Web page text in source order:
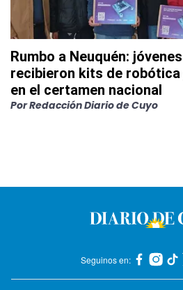
Rumbo a Neuquén:
recibieron kits de robótica
en el certamen nacional
PorRedacción Diario de Cuyo
Seguinos en: